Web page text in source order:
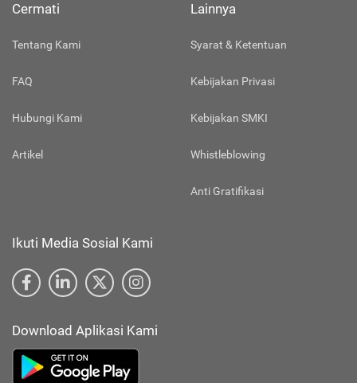
Cermati
Tentang Kami
FAQ
Hubungi Kami
Artikel
Lainnya
Syarat & Ketentuan
Kebijakan Privasi
Kebijakan SMKI
Whistleblowing
Anti Gratifikasi
Ikuti Media Sosial Kami
Download Aplikasi Kami